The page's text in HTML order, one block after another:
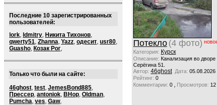
Последние 10 зарегистрированных
пользователей:
lork, ldmitry, Никита Тихонов,
qwerty51, Zhanna, Yazz, одесит, usr80,
Guasho, Козак Рог,
Только что были на сайте:
46ghost, test, JemesBond885,
Прессер, antoniok, BHop, Oldman,
Pumcha, ves, Gaw,
Потекло (4 фото)
Категория: Курск
Описание: Канализация во
Серёгина 51.
Автор: 46ghost Дата: 05.08.2026
Рейтинг: 0
Комментарии: 0 , Просмотров: 12